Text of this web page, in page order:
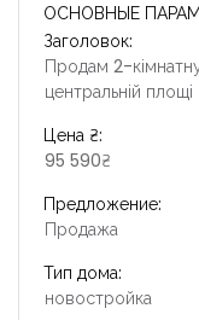
ОСНОВНЫЕ
Заголовок:
Продам 2-
центральній площі
Цена ₴:
95 590₴
Предложение:
Продажа
Тип дома:
новостройка